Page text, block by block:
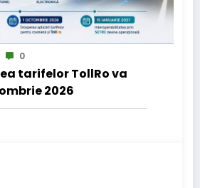
0
tarifelor TollRo va
2026